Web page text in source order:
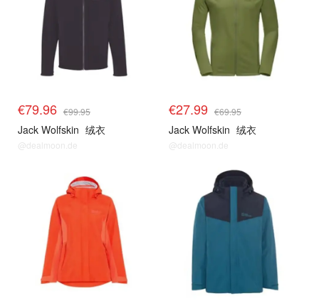
€79.96 €99.95
Jack Wolfskin 绒衣
@dealmoon.de
€27.99 €69.95
Jack Wolfskin 绒衣
@dealmoon.de